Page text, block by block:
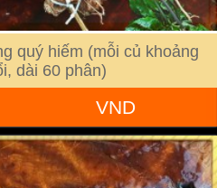
quý hiếm (mỗi củ khoảng
dài 60 phân)
VND